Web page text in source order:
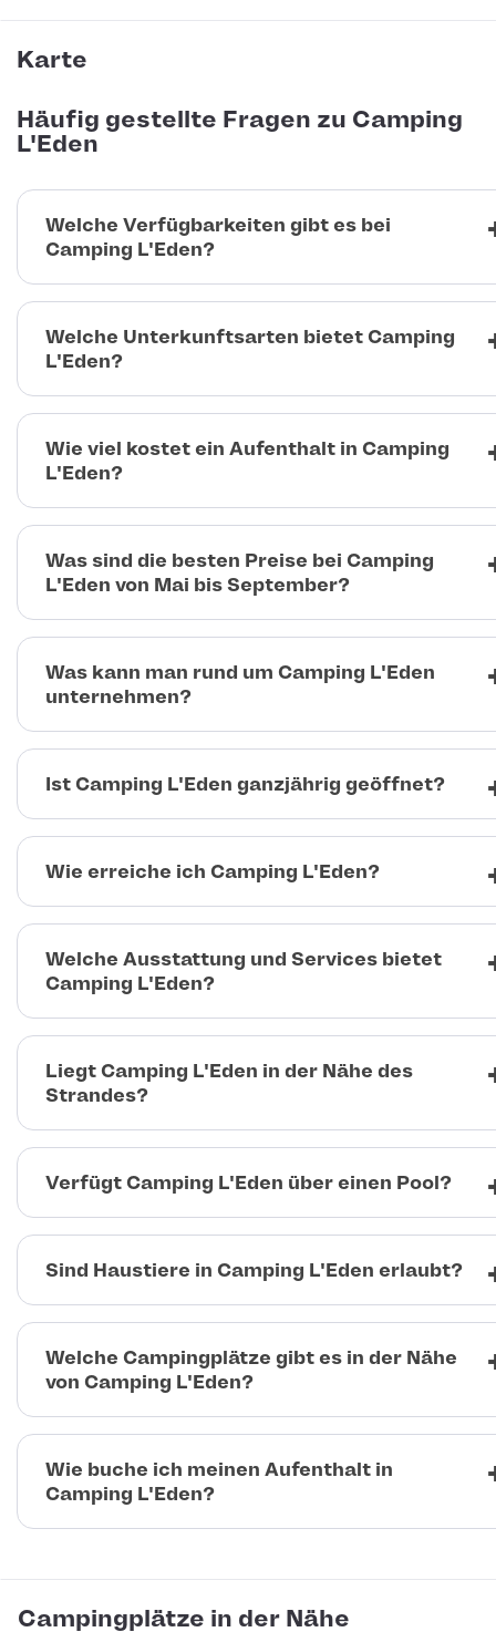
Karte
Häufig gestellte Fragen zu Camping
L'Eden
Welche Verfügbarkeiten gibt es bei
Camping L'Eden?
Welche Unterkunftsarten bietet Camping
L'Eden?
Wie viel kostet ein Aufenthalt in Camping
L'Eden?
Was sind die besten Preise bei Camping
L'Eden von Mai bis September?
Was kann man rund um Camping L'Eden
unternehmen?
Ist Camping L'Eden ganzjährig geöffnet?
Wie erreiche ich Camping L'Eden?
Welche Ausstattung und Services bietet
Camping L'Eden?
Liegt Camping L'Eden in der Nähe des
Strandes?
Verfügt Camping L'Eden über einen Pool?
Sind Haustiere in Camping L'Eden erlaubt?
Welche Campingplätze gibt es in der Nähe
von Camping L'Eden?
Wie buche ich meinen Aufenthalt in
Camping L'Eden?
Campingplätze in der Nähe